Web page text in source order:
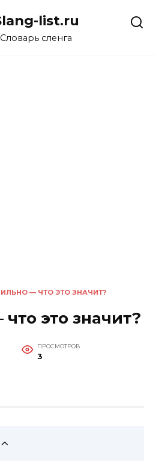
list.ru
Словарь сленга
— ЧТО ЭТО ЗНАЧИТ?
это значит?
ПРОСМОТРОВ
3